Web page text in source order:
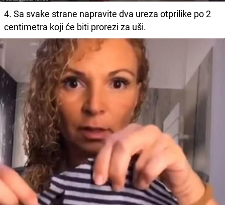
4. Sa svake strane napravite dva ureza otprilike po 2
centimetra koji će biti prorezi za uši.